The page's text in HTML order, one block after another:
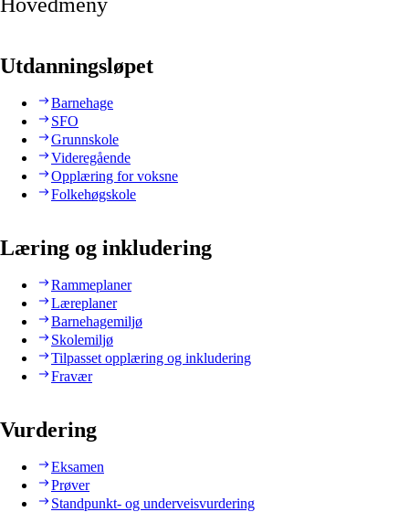
Utdanningsløpet
Barnehage
SFO
Grunnskole
Videregående
Opplæring for voksne
Folkehøgskole
Læring og inkludering
Rammeplaner
Læreplaner
Barnehagemiljø
Skolemiljø
Tilpasset opplæring og inkludering
Fravær
Vurdering
Eksamen
Prøver
Standpunkt- og underveisvurdering